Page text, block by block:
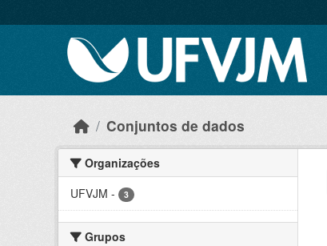
Conjuntos de dados
Organizações
UFVJM - 3
Grupos